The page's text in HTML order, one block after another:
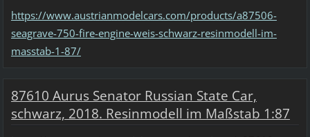
https://www.austrianmodelcars.com/products/a87506-
seagrave-750-fire-engine-weis-schwarz-resinmodell-im-
masstab-1-87/
87610 Aurus Senator Russian State Car,
schwarz, 2018. Resinmodell im Maßstab 1:87